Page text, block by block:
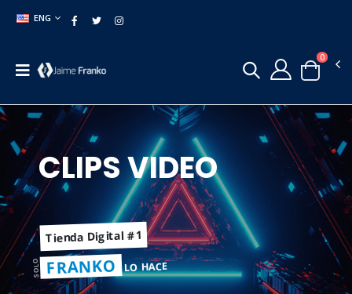
ENG
0
CLIPS VIDEO
Tienda Digital #1
SOLO FRANKO LO HACE